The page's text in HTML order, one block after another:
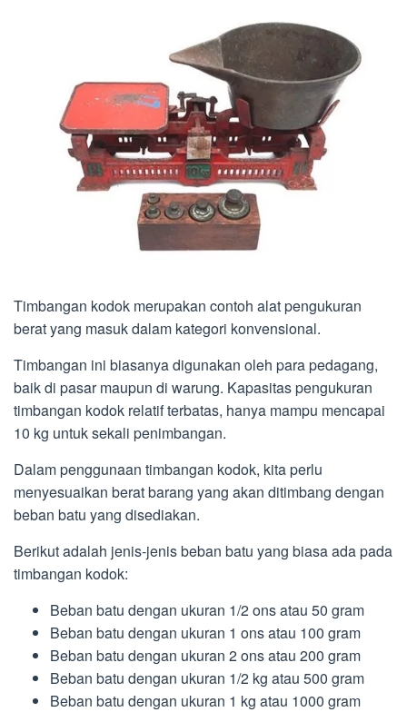
Timbangan kodok merupakan contoh alat pengukuran
berat yang masuk dalam kategori konvensional.
Timbangan ini biasanya digunakan oleh para pedagang,
baik di pasar maupun di warung. Kapasitas pengukuran
timbangan kodok relatif terbatas, hanya mampu mencapai
10 kg untuk sekali penimbangan.
Dalam penggunaan timbangan kodok, kita perlu
menyesuaikan berat barang yang akan ditimbang dengan
beban batu yang disediakan.
Berikut adalah jenis-jenis beban batu yang biasa ada pada
timbangan kodok:
Beban batu dengan ukuran 1/2 ons atau 50 gram
Beban batu dengan ukuran 1 ons atau 100 gram
Beban batu dengan ukuran 2 ons atau 200 gram
Beban batu dengan ukuran 1/2 kg atau 500 gram
Beban batu dengan ukuran 1 kg atau 1000 gram